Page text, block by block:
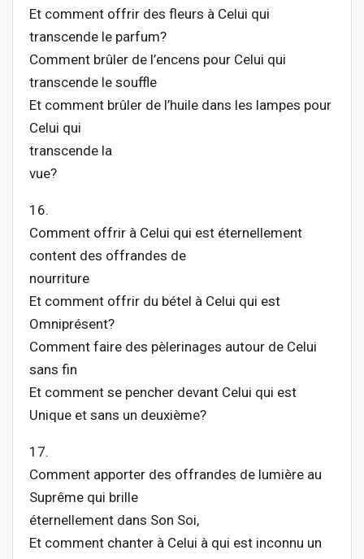
Et comment offrir des fleurs à Celui qui
transcende le parfum?
Comment brûler de l’encens pour Celui qui
transcende le souffle
Et comment brûler de l’huile dans les lampes pour
Celui qui
transcende la
vue?
16.
Comment offrir à Celui qui est éternellement
content des offrandes de
nourriture
Et comment offrir du bétel à Celui qui est
Omniprésent?
Comment faire des pèlerinages autour de Celui
sans fin
Et comment se pencher devant Celui qui est
Unique et sans un deuxième?
17.
Comment apporter des offrandes de lumière au
Suprême qui brille
éternellement dans Son Soi,
Et comment chanter à Celui à qui est inconnu un